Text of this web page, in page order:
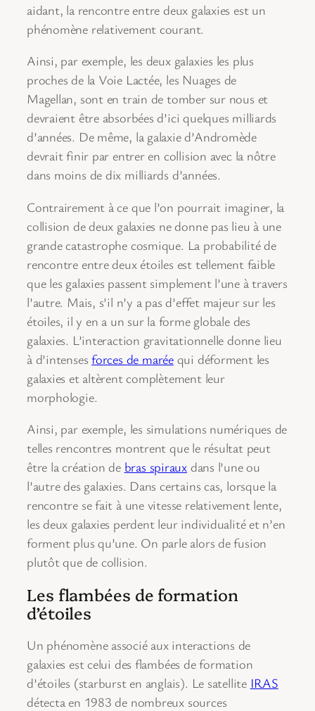
aidant, la rencontre entre deux galaxies est un
phénomène relativement courant.
Ainsi, par exemple, les deux galaxies les plus
proches de la Voie Lactée, les Nuages de
Magellan, sont en train de tomber sur nous et
devraient être absorbées d’ici quelques milliards
d’années. De même, la galaxie d’Andromède
devrait finir par entrer en collision avec la nôtre
dans moins de dix milliards d’années.
Contrairement à ce que l’on pourrait imaginer, la
collision de deux galaxies ne donne pas lieu à une
grande catastrophe cosmique. La probabilité de
rencontre entre deux étoiles est tellement faible
que les galaxies passent simplement l’une à travers
l’autre. Mais, s’il n’y a pas d’effet majeur sur les
étoiles, il y en a un sur la forme globale des
galaxies. L’interaction gravitationnelle donne lieu
à d’intensesforces de maréequi déforment les
galaxies et altèrent complètement leur
morphologie.
Ainsi, par exemple, les simulations numériques de
telles rencontres montrent que le résultat peut
être la création de bras spirauxdans l’une ou
l’autre des galaxies. Dans certains cas, lorsque la
rencontre se fait à une vitesse relativement lente,
les deux galaxies perdent leur individualité et n’en
forment plus qu’une. On parle alors de fusion
plutôt que de collision.
Les flambées de formation
d’étoiles
Un phénomène associé aux interactions de
galaxies est celui des flambées de formation
d’étoiles (starburst en anglais). Le satellite IRAS
détecta en 1983 de nombreux sources